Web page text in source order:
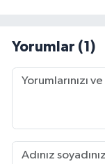
Yorumlar (1)